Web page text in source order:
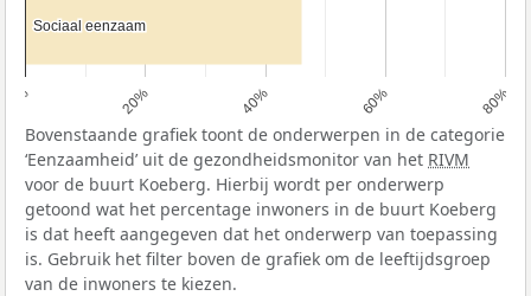
0% 20% 40% 60% 80%
Sociaal eenzaam
Sociaal eenzaam
Bovenstaande grafiek toont de onderwerpen in de categorie
‘Eenzaamheid’ uit de gezondheidsmonitor van het RIVM
voor de buurt Koeberg. Hierbij wordt per onderwerp
getoond wat het percentage inwoners in de buurt Koeberg
is dat heeft aangegeven dat het onderwerp van toepassing
is. Gebruik het filter boven de grafiek om de leeftijdsgroep
van de inwoners te kiezen.